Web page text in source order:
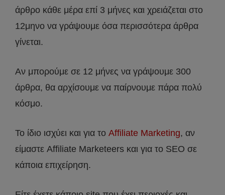
άρθρο κάθε μέρα επί 3 μήνες και χρειάζεται στο
12μηνο να γράψουμε όσα περισσότερα άρθρα
γίνεται.
Αν μπορούμε σε 12 μήνες να γράψουμε 300
άρθρα, θα αρχίσουμε να παίρνουμε πάρα πολύ
κόσμο.
Το ίδιο ισχύει και για το Affiliate Marketing, αν
είμαστε Affiliate Marketeers και για το SEO σε
κάποια επιχείρηση.